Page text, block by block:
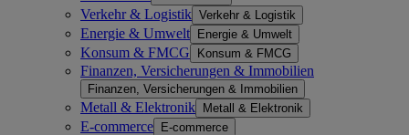
Verkehr & Logistik Verkehr & Logistik
Energie & Umwelt Energie & Umwelt
Konsum & FMCG Konsum & FMCG
Finanzen, Versicherungen & Immobilien
Finanzen, Versicherungen & Immobilien
Metall & Elektronik Metall & Elektronik
E-commerce E-commerce